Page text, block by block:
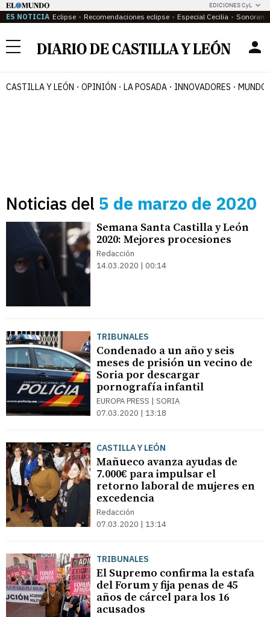
EDICIONES CyL
ES NOTICIA Eclipse Recomendaciones eclipse Especial Cecilia
Menú
CASTILLA Y LEÓN OPINIÓN LA POSADA INNOVADORES MUNDO
Noticias del 5 de marzo de 2020
Semana Santa Castilla y León
2020: Mejores procesiones
Redacción
14.03.2020 | 00:14
TRIBUNALES
Condenado a un año y seis
meses de prisión un vecino de
Soria por descargar
pornografía infantil
EUROPA PRESS | SORIA
07.03.2020 | 13:18
CASTILLA Y LEÓN
Mañueco avanza ayudas de
7.000€ para impulsar el
retorno laboral de mujeres en
excedencia
Redacción
07.03.2020 | 13:14
TRIBUNALES
El Supremo confirma la estafa
del Forum y fija penas de 45
años de cárcel para los 16
acusados